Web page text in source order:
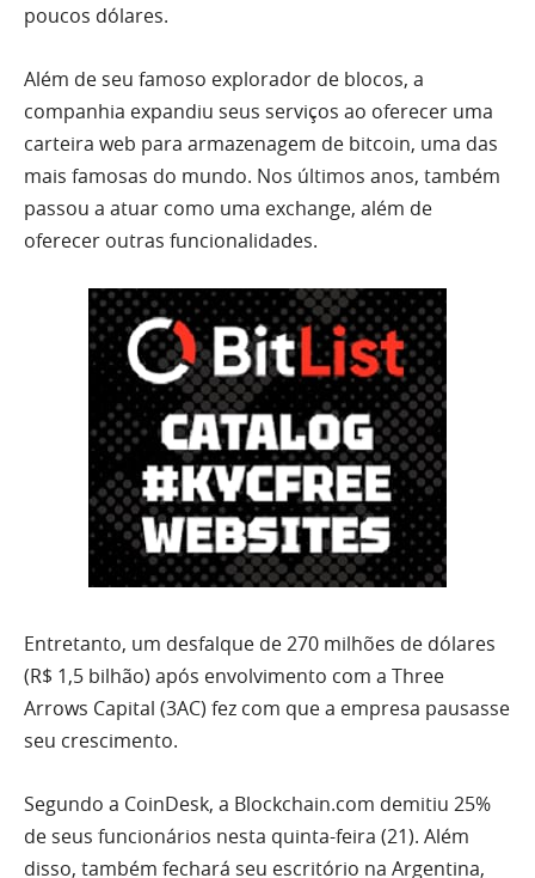
poucos dólares.
Além de seu famoso explorador de blocos, a
companhia expandiu seus serviços ao oferecer uma
carteira web para armazenagem de bitcoin, uma das
mais famosas do mundo. Nos últimos anos, também
passou a atuar como uma exchange, além de
oferecer outras funcionalidades.
Entretanto, um desfalque de 270 milhões de dólares
(R$ 1,5 bilhão) após envolvimento com a Three
Arrows Capital (3AC) fez com que a empresa pausasse
seu crescimento.
Segundo a CoinDesk, a Blockchain.com demitiu 25%
de seus funcionários nesta quinta-feira (21). Além
disso, também fechará seu escritório na Argentina,